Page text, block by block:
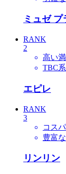
ミュゼ
RANK
2
高い
TBC
エピレ
RANK
3
コス
豊富
リンリン